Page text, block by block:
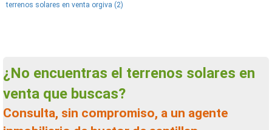
terrenos solares en venta orgiva (2)
¿No encuentras el terrenos solares en
venta que buscas?
Consulta, sin compromiso, a un agente